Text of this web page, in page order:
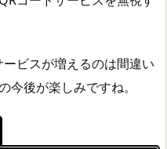
ビスが増えるのは間違い
今後が楽しみですね。